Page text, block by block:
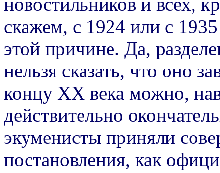
новостильников и всех,
скажем, с 1924 или с
этой причине. Да,
нельзя сказать, что оно
концу ХХ века можно,
действительно
экуменисты приняли
постановления, как